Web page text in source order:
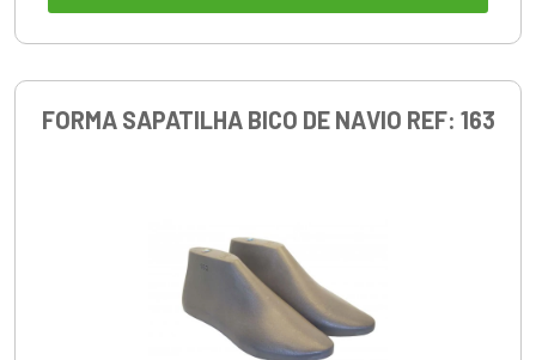
FORMA SAPATILHA BICO DE NAVIO REF: 163